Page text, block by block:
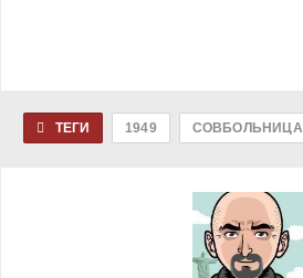
ТЕГИ 1949 СОВБОЛЬНИЦА